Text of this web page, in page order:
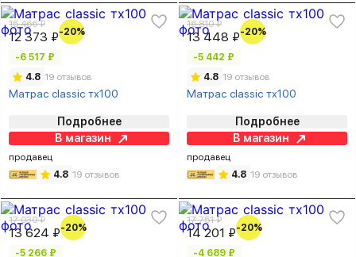
15 466 ₽
12 373 ₽-20%
-6 517 ₽
4.8 19 отзывов
Матрас classic тх100
Подробнее
В магазин
продавец
4.8 19 отзывов
16 810 ₽
13 448 ₽-20%
-5 442 ₽
4.8 19 отзывов
Матрас classic тх100
Подробнее
В магазин
продавец
4.8 19 отзывов
17 030 ₽
13 624 ₽-20%
-5 266 ₽
17 751 ₽
14 201 ₽-20%
-4 689 ₽